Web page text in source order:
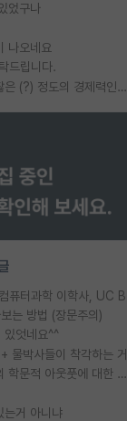
었구나
나오네요
드립니다.
박사진학하기에 2억은 괜찮은 (?) 정도의 경제력인가요
는 방법 (장문주의)
있엇네요^^
물박사들이 착각하는 거
포스텍 억까에 대해 (동문의 학문적 아웃풋에 대한 반박)
는거 아니냐